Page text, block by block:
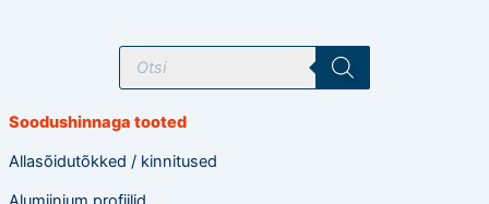
T
o
t
o
t
s
Soodushinnaga tooted
Allasõidutõkked / kinnitused